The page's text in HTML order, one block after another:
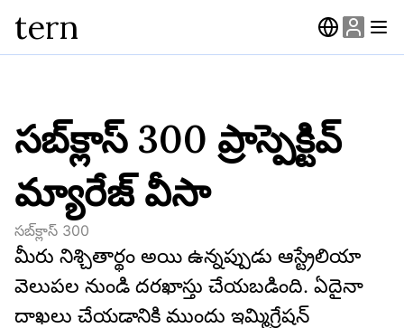
tern
సబ్‌క్లాస్ 300 ప్రాస్పెక్టివ్
మ్యారేజ్ వీసా
సబ్‌క్లాస్ 300
మీరు నిశ్చితార్థం అయి ఉన్నప్పుడు ఆస్ట్రేలియా
వెలుపల నుండి దరఖాస్తు చేయబడింది. ఏదైనా
దాఖలు చేయడానికి ముందు ఇమ్మిగ్రేషన్